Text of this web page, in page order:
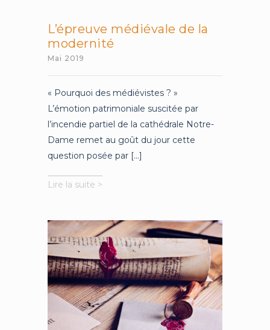
L’épreuve médiévale de la
modernité
Mai 2019
« Pourquoi des médiévistes ? »
L’émotion patrimoniale suscitée par
l’incendie partiel de la cathédrale Notre-
Dame remet au goût du jour cette
question posée par [...]
Lire la suite >
la
modernité